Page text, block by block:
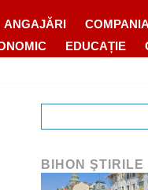
ANGAJĂRI
EDUCAȚIE
BIHON